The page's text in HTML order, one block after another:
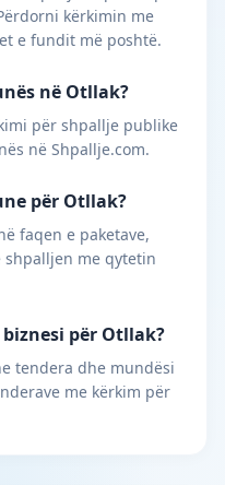
kërkimin me
e fundit më poshtë.
në Otllak?
për shpallje publike
në Shpallje.com.
për Otllak?
faqen e paketave,
me qytetin
për Otllak?
tendera dhe mundësi
me kërkim për